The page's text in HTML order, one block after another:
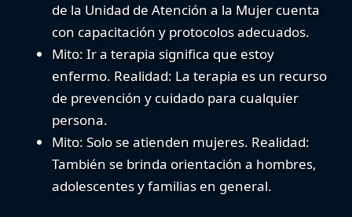
de la Unidad de Atención a la Mujer cuenta
con capacitación y protocolos adecuados.
Mito: Ir a terapia significa que estoy
enfermo. Realidad: La terapia es un recurso
de prevención y cuidado para cualquier
persona.
Mito: Solo se atienden mujeres. Realidad:
También se brinda orientación a hombres,
adolescentes y familias en general.